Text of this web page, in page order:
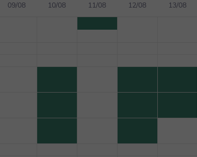
09/08
10/08
11/08
12/08
13/08